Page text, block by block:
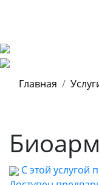
Главная
С этой услугой